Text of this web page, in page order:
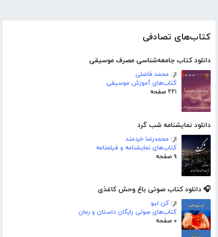
کتاب‌های تصادفی
دانلود کتاب جامعه‌شناسی مصرف موسیقی
از: محمد فاضلی
کتاب‌های آموزش موسیقی
۲۲۱ صفحه
دانلود نمایشنامه شب گرد
از: محمدرضا خردمند
کتاب‌های نمایشنامه و فیلمنامه
۹ صفحه
🎧 دانلود کتاب صوتی باغ وحش کاغذی
از: کن لیو
کتاب‌های صوتی رایگان داستان و رمان
۰ صفحه